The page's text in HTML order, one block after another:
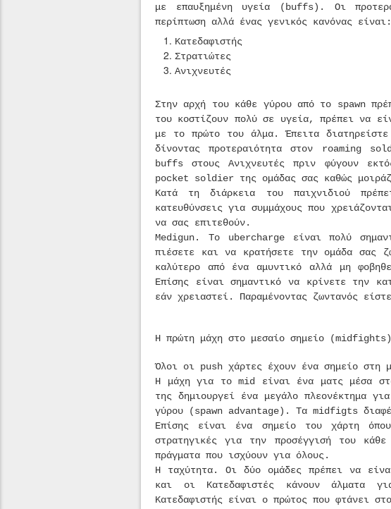
με επαυξημένη υγεία (buffs). Οι
περίπτωση αλλά ένας γενικός κανόνας είναι:
Κατεδαφιστής
Στρατιώτες
Ανιχνευτές
Στην αρχή του κάθε γύρου από το spawn
του κοστίζουν πολύ σε υγεία, πρέπει να
με το πρώτο του άλμα. Έπειτα
δίνοντας προτεραιότητα στον roaming
buffs στους Ανιχνευτές πριν φύγουν
pocket soldier της ομάδας σας καθώς
Κατά τη διάρκεια του παιχνιδιού
κατευθύνσεις για συμμάχους που
να σας επιτεθούν.
Medigun. Το ubercharge είναι πολύ
πιέσετε και να κρατήσετε την ομάδα σας
καλύτερο από ένα αμυντικό αλλά μη
Επίσης είναι σημαντικό να κρίνετε την
εάν χρειαστεί. Παραμένοντας ζωντανός
Η πρώτη μάχη στο μεσαίο σημείο
Όλοι οι push χάρτες έχουν ένα σημείο στη
Η μάχη για το mid είναι ένα ματς μέσα
της δημιουργεί ένα μεγάλο πλεονέκτημα
γύρου (spawn advantage). Τα midfigts
Επίσης είναι ένα σημείο του χάρτη
στρατηγικές για την προσέγγισή του
πράγματα που ισχύουν για όλους.
Η ταχύτητα. Οι δύο ομάδες πρέπει να
και οι Κατεδαφιστές κάνουν άλματα
Κατεδαφιστής είναι ο πρώτος που φτάνει